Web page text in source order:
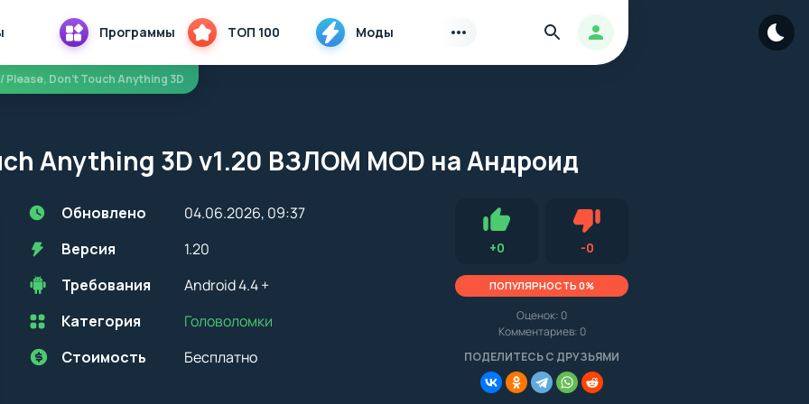
Программы ТОП 100 Моды Авторизация
Найти
/ Please, Don't Touch Anything 3D
Anything 3D v1.20 ВЗЛОМ MOD на Андроид
Обновлено
04.06.2026, 09:37
Версия
1.20
Требования
Android 4.4 +
Перед установкой приложения на устройство с Android, стоит
учитывать версию OS. Мы всегда указываем минимальные
Категория
Головоломки
Стоимость
Бесплатно
+0Нравится -0Не нравится (0.0, 0, 10935)
ПОПУЛЯРНОСТЬ 0%
Оценок: 0
Комментариев: 0